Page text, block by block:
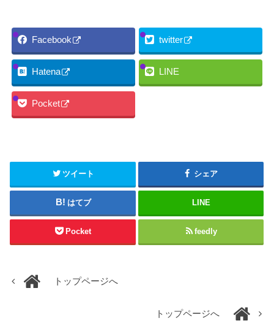
Facebook twitter
Hatena LINE
Pocket
ツイート シェア
はてブ LINE
Pocket feedly
トップページへ
トップページへ